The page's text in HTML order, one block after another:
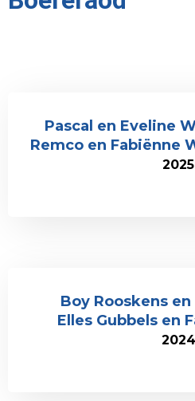
Pascal en Eveline
Remco en Fabiënne
2025
Boy Rooskens
Elles Gubbels en
2024